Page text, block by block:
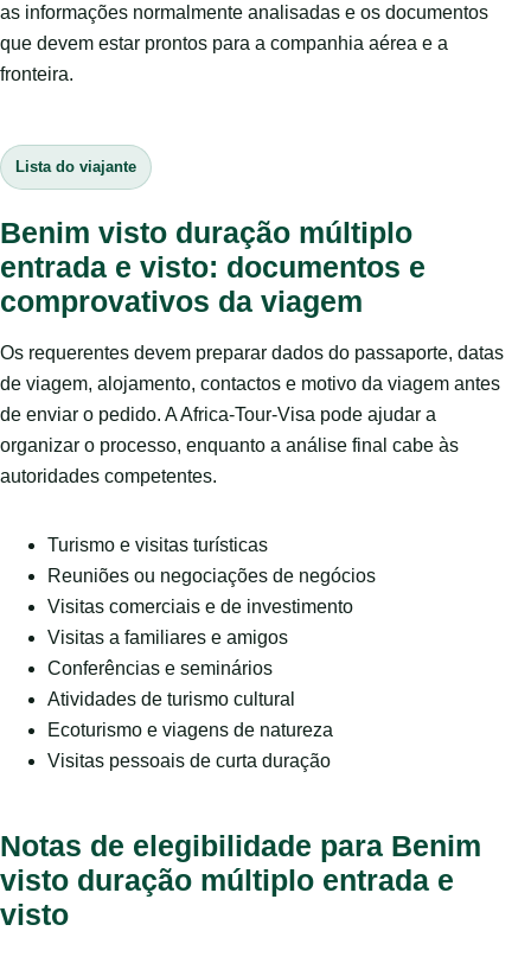
as informações normalmente analisadas e os documentos
que devem estar prontos para a companhia aérea e a
fronteira.
Lista do viajante
Benim visto duração múltiplo
entrada e visto: documentos e
comprovativos da viagem
Os requerentes devem preparar dados do passaporte, datas
de viagem, alojamento, contactos e motivo da viagem antes
de enviar o pedido. A Africa-Tour-Visa pode ajudar a
organizar o processo, enquanto a análise final cabe às
autoridades competentes.
Turismo e visitas turísticas
Reuniões ou negociações de negócios
Visitas comerciais e de investimento
Visitas a familiares e amigos
Conferências e seminários
Atividades de turismo cultural
Ecoturismo e viagens de natureza
Visitas pessoais de curta duração
Notas de elegibilidade para Benim
visto duração múltiplo entrada e
visto